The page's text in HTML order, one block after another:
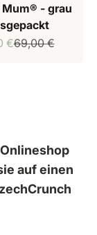
- grau
€Regulärer Preis
69,00 €
auf einen